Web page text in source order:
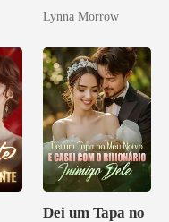
submissa
Lynna Morrow
Dei um Tapa no